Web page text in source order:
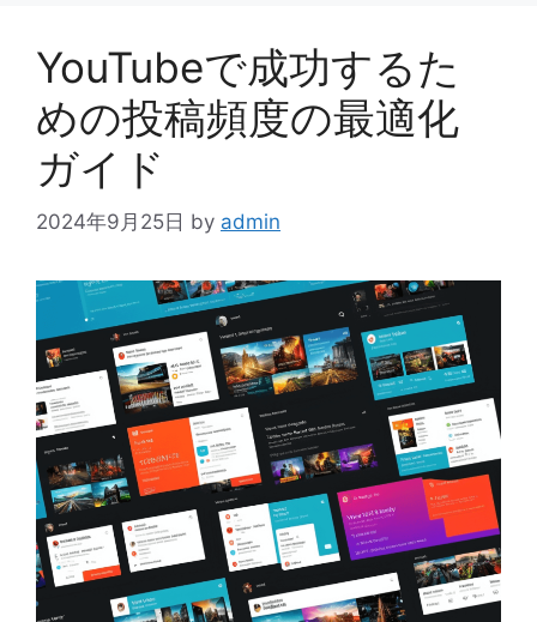
YouTubeで成功するた
めの投稿頻度の最適化
ガイド
2024年9月25日 by admin